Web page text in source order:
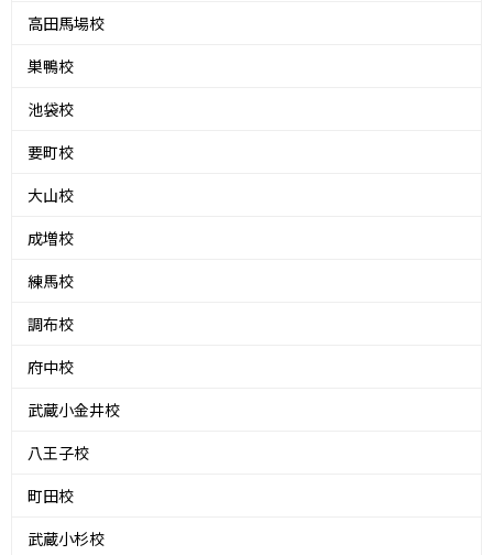
高田馬場校
巣鴨校
池袋校
要町校
大山校
成増校
練馬校
調布校
府中校
武蔵小金井校
八王子校
町田校
武蔵小杉校